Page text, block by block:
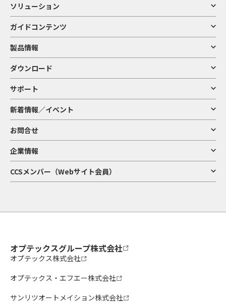
ソリューション
ガイドコンテンツ
製品情報
ダウンロード
サポート
新着情報／イベント
お問合せ
企業情報
CCSメンバー（Webサイト会員）
オプテックスグループ株式会社
オプテックス株式会社
オプテックス・エフエー株式会社
サンリツオートメイション株式会社